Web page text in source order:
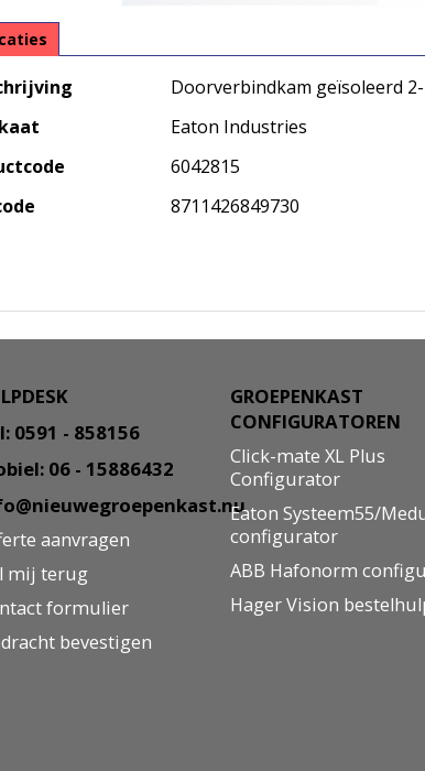
Doorverbindkam geïsoleerd
Eaton Industries
6042815
8711426849730
0591 - 858156
06 - 15886432
aanvragen
mij terug
formulier
bevestigen
GROEPENKAST
CONFIGURATOREN
Click-mate XL Plus
Configurator
Eaton Systeem55/
configurator
ABB Hafonorm
Hager Vision